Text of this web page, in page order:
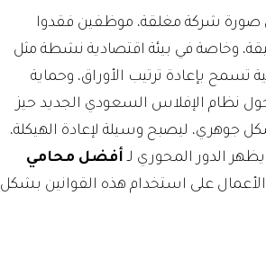
صورة شركة مغلقة، موظفين فقدوا
وخاصة في بيئة اقتصادية نشطة مثل
تسمح بإعادة ترتيب الأوراق، وحماية
نظام الإفلاس السعودي الجديد حيز
الإفلاس بشكل جوهري، ليصبح وسيلة لإعادة الهيكلة،
الدور المحوري لـ أفضل محامي
على استخدام هذه القوانين بشكل